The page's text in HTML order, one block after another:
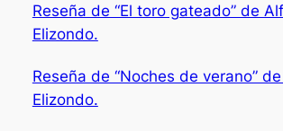
Reseña de “El toro gateado” de
Elizondo.
Reseña de “Noches de verano”
Elizondo.